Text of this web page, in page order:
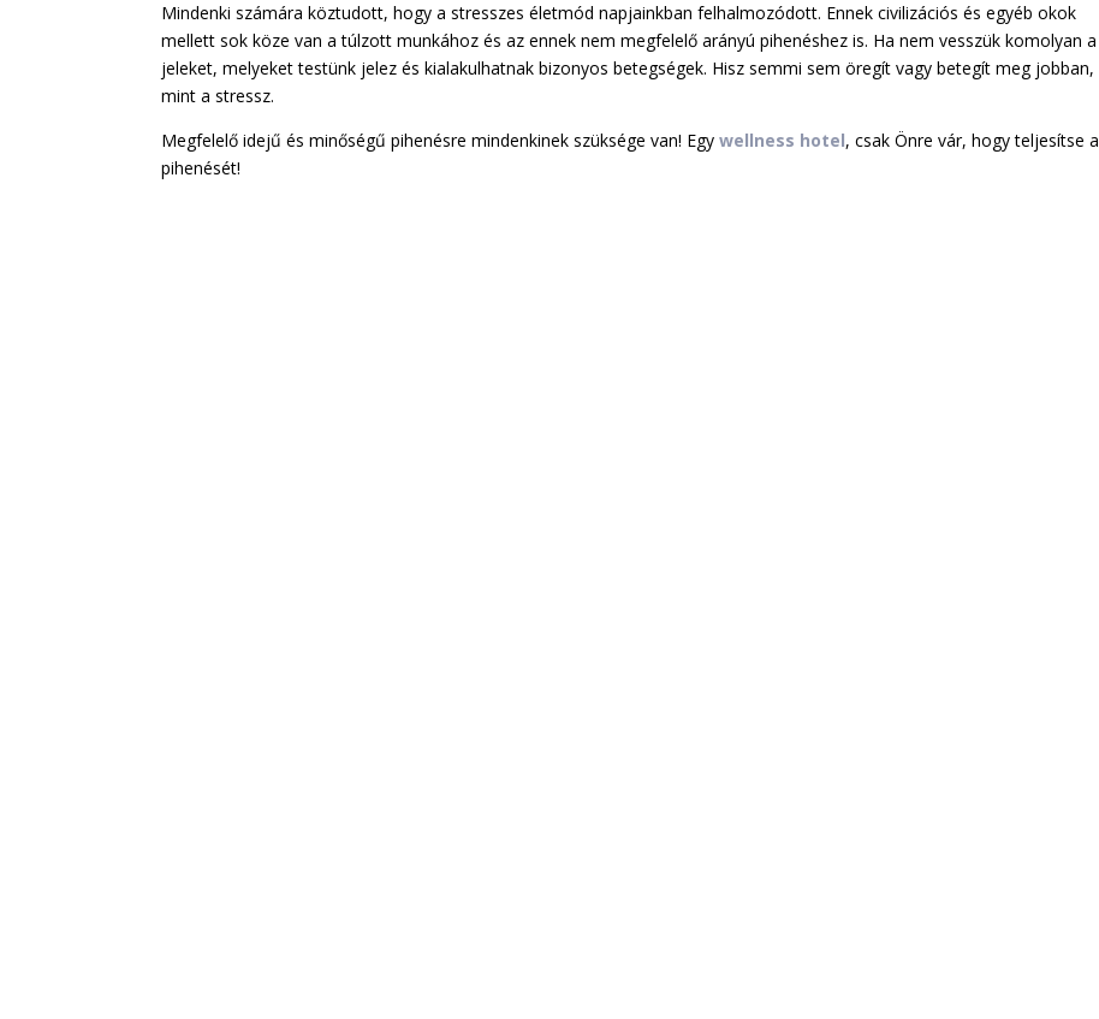
Mindenki számára köztudott, hogy a stresszes életmód napjainkban felhalmozódott. Ennek civilizációs és egyéb okok
mellett sok köze van a túlzott munkához és az ennek nem megfelelő arányú pihenéshez is. Ha nem vesszük komolyan a
jeleket, melyeket testünk jelez és kialakulhatnak bizonyos betegségek. Hisz semmi sem öregít vagy betegít meg jobban,
mint a stressz.
Megfelelő idejű és minőségű pihenésre mindenkinek szüksége van! Egywellness hotel, csak Önre vár, hogy teljesítse a
pihenését!